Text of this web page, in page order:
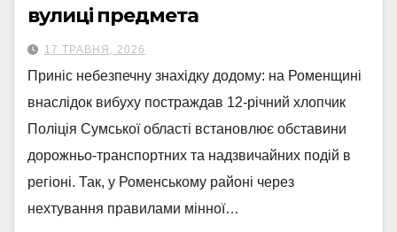
вулиці предмета
17 ТРАВНЯ, 2026
Приніс небезпечну знахідку додому: на Роменщині
внаслідок вибуху постраждав 12-річний хлопчик
Поліція Сумської області встановлює обставини
дорожньо-транспортних та надзвичайних подій в
регіоні. Так, у Роменському районі через
нехтування правилами мінної…